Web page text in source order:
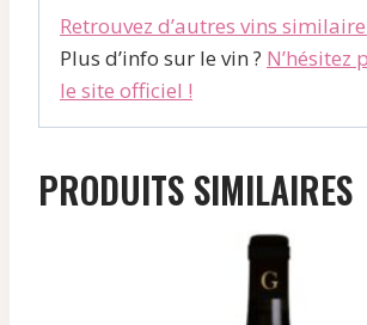
Retrouvez d’autres vins
Plus d’info sur le vin ? N’hésitez
le site officiel !
PRODUITS SIMILAIRES